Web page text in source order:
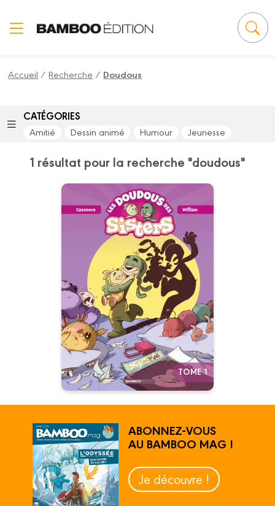
Accueil /Recherche / Doudous
CATÉGORIES
Amitié Dessin animé Humour Jeunesse
1 résultat pour la recherche "doudous"
TOME 1
Les Doudous des
Sisters
Tome 01
Date de parution :
02/05/2024
Les deux doudous les plus
sympas de la BD comme vous
ne les avez jamais vus.
ABONNEZ-VOUS
AU BAMBOO MAG !
Je découvre !